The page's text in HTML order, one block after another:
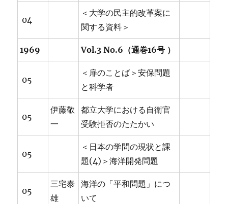
04
＜大学の民主的改革案に
関する資料＞
1969 Vol.3 No.6（通巻16号 ）
05
＜扉のことば＞安保問題
と科学者
05
伊藤敬
一
都立大学における自衛官
受験拒否のたたかい
05
＜日本の学問の現状と課
題(4)＞海洋開発問題
05
三宅泰
雄
海洋の「平和問題」につ
いて